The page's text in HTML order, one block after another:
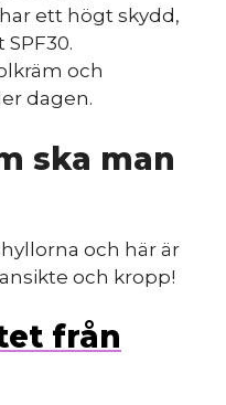
ett högt skydd,
och
dagen.
ska man
och här är
och kropp!
från